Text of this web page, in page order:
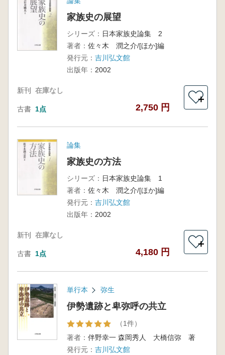
家族史の展望
シリーズ： 日本家族史論集 2
著者： 佐々木 潤之介/[ほか]編
発行元： 吉川弘文館
出版年： 2002
新刊 在庫なし
古書 1点 2,750 円
＋
論集
家族史の方法
シリーズ： 日本家族史論集 1
著者： 佐々木 潤之介/[ほか]編
発行元： 吉川弘文館
出版年： 2002
新刊 在庫なし
古書 1点 4,180 円
＋
単行本 弥生
伊勢遺跡と卑弥呼の共立
（1件）
著者： 伴野幸一 森岡秀人 大橋信弥 著
発行元： 吉川弘文館